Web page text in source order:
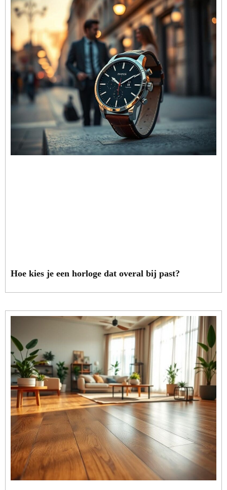
Hoe kies je een horloge dat overal bij past?